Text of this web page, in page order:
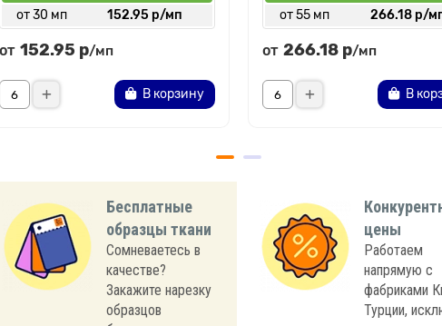
от 30 мп
152.95 р/мп
от 152.95 р/мп
В корзину
от 55 мп
266.18 р/
от 266.18 р/мп
В
Бесплатные
образцы ткани
Сомневаетесь в
качестве?
Закажите нарезку
образцов
цены
Работаем
напрямую с
фабриками
Турции,